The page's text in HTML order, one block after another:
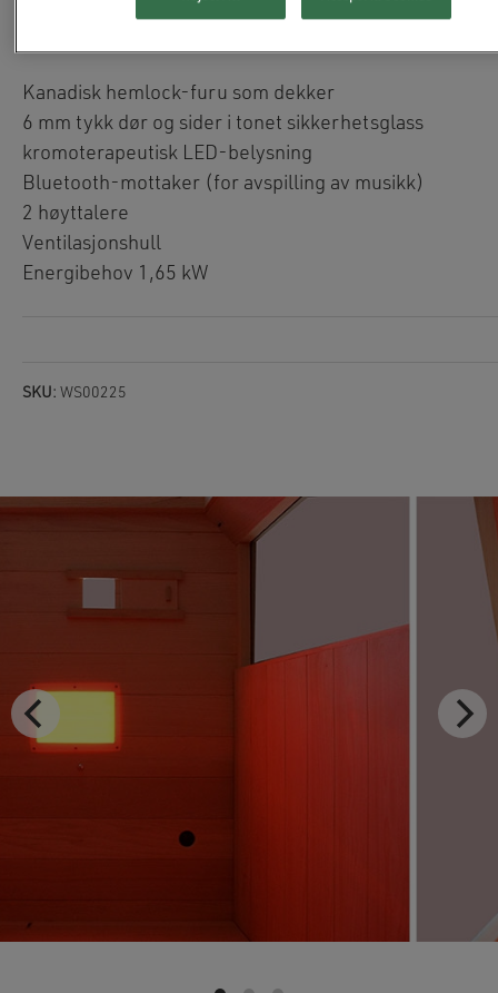
Kanadisk hemlock-furu som dekker
6 mm tykk dør og sider i tonet sikkerhetsglass
kromoterapeutisk LED-belysning
Bluetooth-mottaker (for avspilling av musikk)
2 høyttalere
Ventilasjonshull
Energibehov 1,65 kW
SKU: WS00225